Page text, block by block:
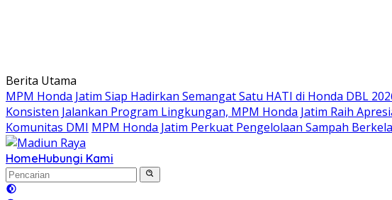
Berita Utama
MPM Honda Jatim Siap Hadirkan Semangat Satu HATI di Honda DBL
Konsisten Jalankan Program Lingkungan, MPM Honda Jatim Raih
Komunitas DMI MPM Honda Jatim Perkuat Pengelolaan Sampah
HomeHubungi Kami